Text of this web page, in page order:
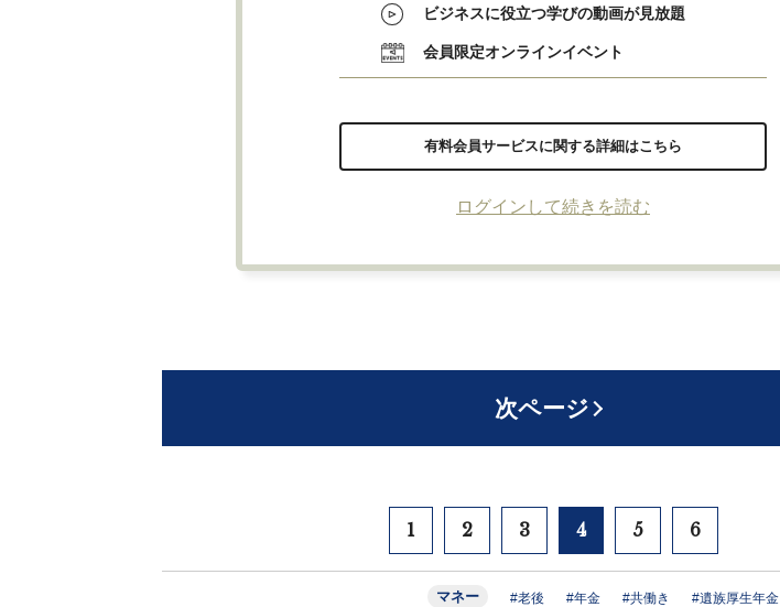
ビジネスに役立つ学びの動画が見放題
会員限定オンラインイベント
有料会員サービスに関する詳細はこちら
ログインして続きを読む
次ページ
1 2 3 4 5 6
マネー #老後 #年金 #共働き #遺族厚生年金